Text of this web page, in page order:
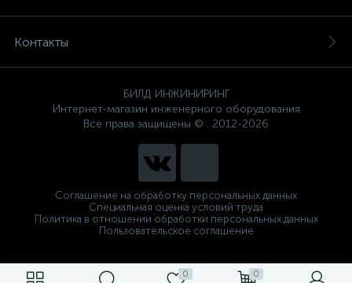
0 0
Контакты
БИЛД ИНЖИНИРИНГ
Интернет-магазин инженерного оборудования
Все права защищены © . 2012-2026
Соглашение на обработку персональных данных
Специальная оценка условий труда
Политика в отношении обработки персональных данных
Пользовательское соглашение